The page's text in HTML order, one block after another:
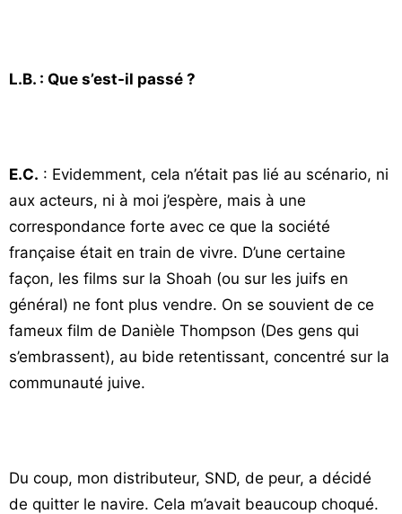
L.B. : Que s’est-il passé ?
E.C. : Evidemment, cela n’était pas lié au scénario, ni
aux acteurs, ni à moi j’espère, mais à une
correspondance forte avec ce que la société
française était en train de vivre. D’une certaine
façon, les films sur la Shoah (ou sur les juifs en
général) ne font plus vendre. On se souvient de ce
fameux film de Danièle Thompson (Des gens qui
s’embrassent), au bide retentissant, concentré sur la
communauté juive.
Du coup, mon distributeur, SND, de peur, a décidé
de quitter le navire. Cela m’avait beaucoup choqué.